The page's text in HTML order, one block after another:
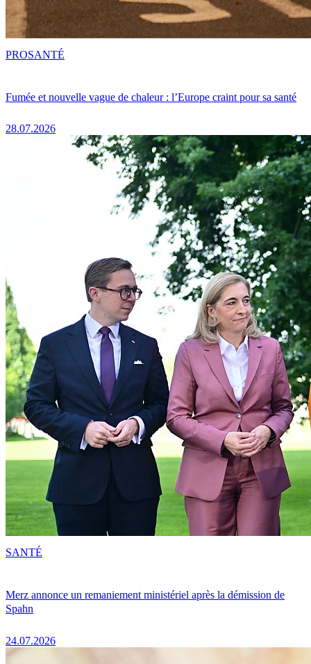
Fumée et nouvelle vague de chaleur : l’Europe craint pour sa santé
28.07.2026
PROSANTÉ
Merz annonce un remaniement ministériel après la démission de
Spahn
24.07.2026
SANTÉ